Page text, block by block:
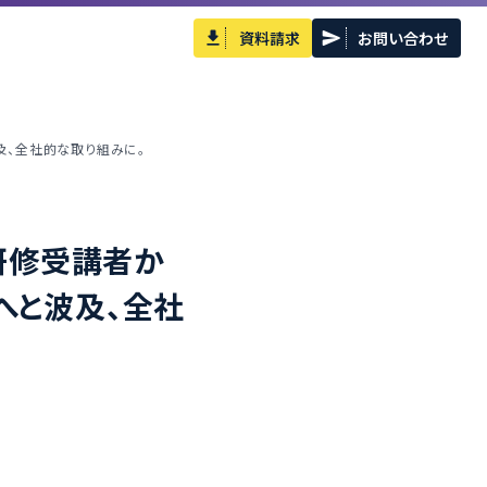
資料請求 お問い合わせ
全社的な取り組みに。
修受講者か
波及、全社